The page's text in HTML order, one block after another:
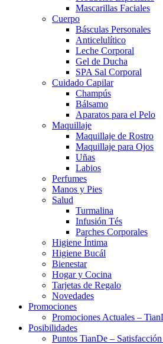
Mascarillas Faciales
Cuerpo
Básculas Personales
Anticelulítico
Leche Corporal
Gel de Ducha
SPA Sal Corporal
Cuidado Capilar
Champús
Bálsamo
Aparatos para el Pelo
Maquillaje
Maquillaje de Rostro
Maquillaje para Ojos
Uñas
Labios
Perfumes
Manos y Pies
Salud
Turmalina
Infusión Tés
Parches Corporales
Higiene Íntima
Higiene Bucál
Bienestar
Hogar y Cocina
Tarjetas de Regalo
Novedades
Promociones
Promociones Actuales –
Posibilidades
Puntos TianDe –